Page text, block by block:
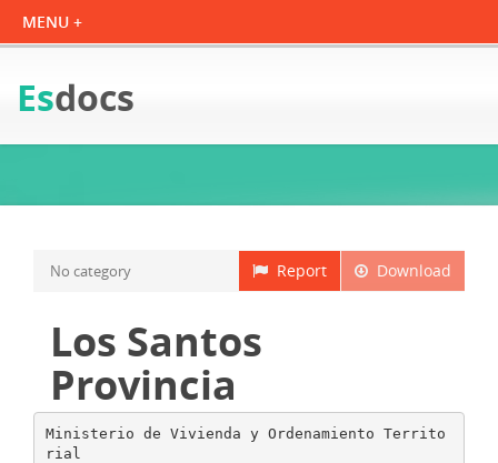
Esdocs
Download
Report
No category
Los Santos
Provincia
Ministerio de Vivienda y Ordenamiento Territo
rial